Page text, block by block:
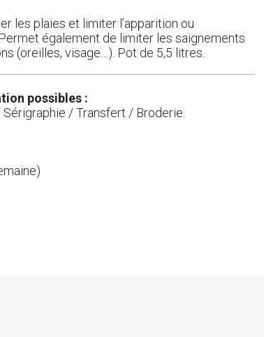
les plaies et limiter l’apparition ou
également de limiter les saignements
(oreilles, visage…). Pot de 5,5 litres.
possibles :
/ Transfert / Broderie.